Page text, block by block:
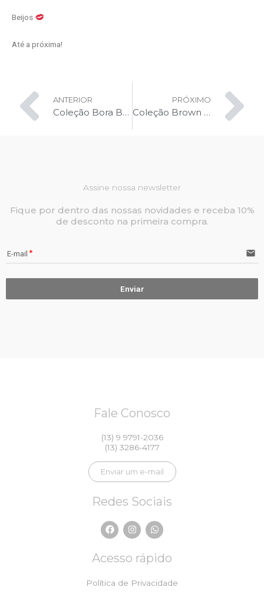
Beijos
Até a próxima!
Prev
ANTERIOR
Coleção Bora Bora by Rosane Magri
PRÓXIMO
Coleção Brown Sugar by Rosane Magri
Assine nossa newsletter
Fique por dentro das nossas novidades e receba 10%
de desconto na primeira compra.
E-mail email
Enviar
Fale Conosco
(13) 9 9791-2036
(13) 3286-4177
Enviar um e-mail
Redes Sociais
F
a
c
b
k
I
n
s
a
a
W
h
a
t
s
p
p
Acesso rápido
Política de Privacidade